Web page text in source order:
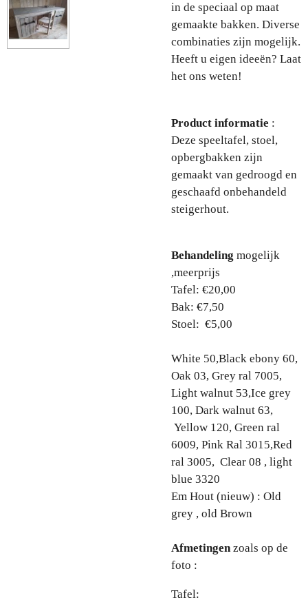
in de speciaal op maat
gemaakte bakken. Diverse
combinaties zijn mogelijk.
Heeft u eigen ideeën? Laat
het ons weten!
Product informatie :
Deze speeltafel, stoel,
opbergbakken zijn
gemaakt van gedroogd en
geschaafd onbehandeld
steigerhout.
Behandeling mogelijk
,meerprijs
Tafel: €20,00
Bak: €7,50
Stoel: €5,00
White 50,Black ebony 60,
Oak 03, Grey ral 7005,
Light walnut 53,Ice grey
100, Dark walnut 63,
Yellow 120, Green ral
6009, Pink Ral 3015,Red
ral 3005, Clear 08 , light
blue 3320
Em Hout (nieuw) : Old
grey , old Brown
Afmetingenzoals op de
foto :
Tafel: